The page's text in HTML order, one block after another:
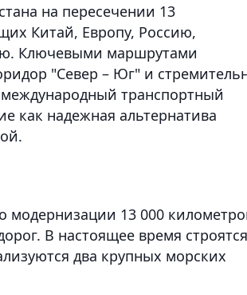
на пересечении 13
Китай, Европу, Россию,
Ключевыми маршрутами
"Север – Юг" и
транспортный
как надежная альтернатива
модернизации 13 000
В настоящее время строятся
два крупных морских